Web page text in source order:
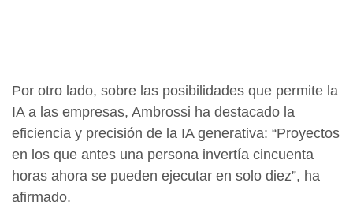
Por otro lado, sobre las posibilidades que permite la
IA a las empresas, Ambrossi ha destacado la
eficiencia y precisión de la IA generativa: “Proyectos
en los que antes una persona invertía cincuenta
horas ahora se pueden ejecutar en solo diez”, ha
afirmado.